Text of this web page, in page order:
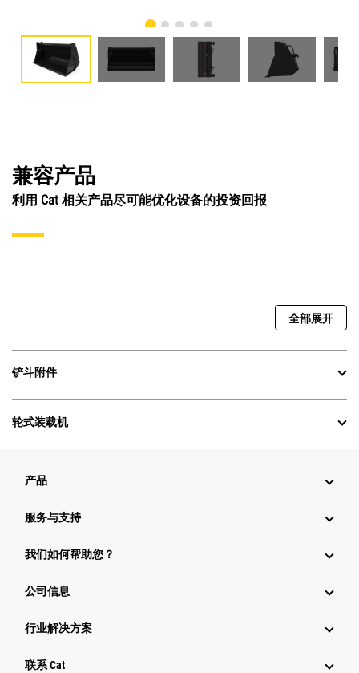
兼容产品
利用 Cat 相关产品尽可能优化设备的投资回报
全部展开
铲斗附件
轮式装载机
产品
服务与支持
我们如何帮助您？
公司信息
行业解决方案
行业
联系 Cat